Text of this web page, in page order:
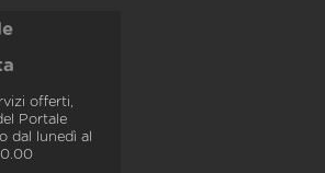
offerti,
Portale
dal lunedì al